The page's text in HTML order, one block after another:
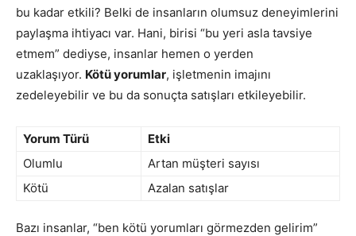
bu kadar etkili? Belki de insanların olumsuz deneyimlerini
paylaşma ihtiyacı var. Hani, birisi “bu yeri asla tavsiye
etmem” dediyse, insanlar hemen o yerden
uzaklaşıyor. Kötü yorumlar, işletmenin imajını
zedeleyebilir ve bu da sonuçta satışları etkileyebilir.
Yorum Türü
Etki
Olumlu
Artan müşteri sayısı
Kötü
Azalan satışlar
Bazı insanlar, “ben kötü yorumları görmezden gelirim”